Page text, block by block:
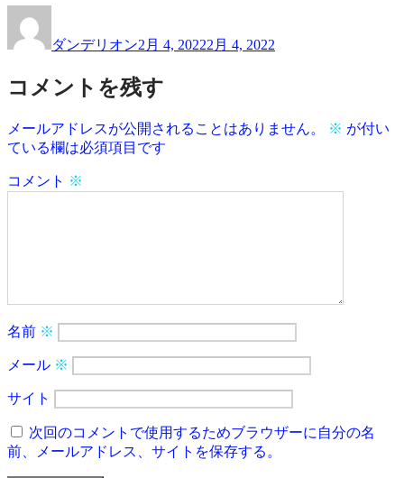
ワ
者
ダンデリオン日:
2月 4, 20222月 4, 2022
コメントを残す
メールアドレスが公開されることはありません。 ※ が付い
ている欄は必須項目です
コメント ※
名前 ※
メール ※
サイト
次回のコメントで使用するためブラウザーに自分の名
前、メールアドレス、サイトを保存する。